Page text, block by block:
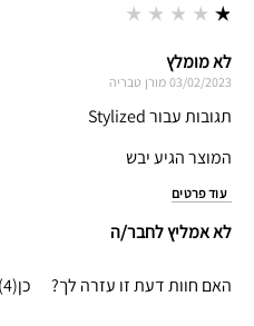
לא מומלץ
03/02/2023 מורן טבריה
תגובות עבור Stylized
המוצר הגיע יבש
עוד פרטים
לא אמליץ לחבר/ה
האם חוות דעת זו עזרה לך? 4